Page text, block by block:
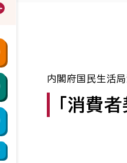
内閣府国民生活
「消費